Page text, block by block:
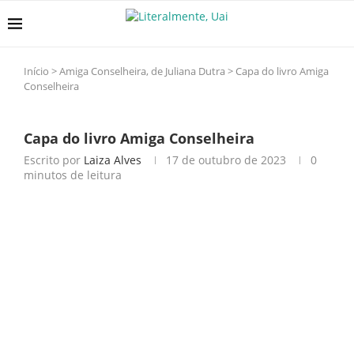
Início >Amiga Conselheira, de Juliana Dutra > Capa do livro Amiga
Conselheira
Capa do livro Amiga Conselheira
Escrito por Laiza Alves 17 de outubro de 2023
0
minutos de leitura